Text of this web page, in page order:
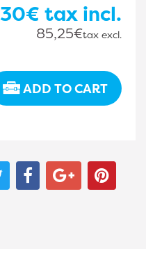
tax incl.
85,25€tax excl.
ADD TO CART